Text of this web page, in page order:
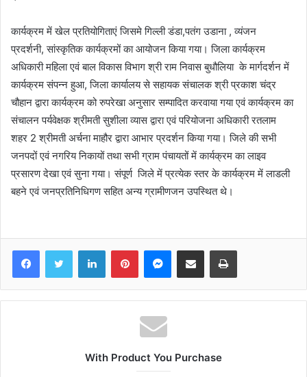
कार्यक्रम में खेल प्रतियोगिताएं जिसमे गिल्ली डंडा,पतंग उडाना , व्यंजन
प्रदर्शनी, सांस्कृतिक कार्यक्रमों का आयोजन किया गया। जिला कार्यक्रम
अधिकारी महिला एवं बाल विकास विभाग श्री राम निवास बुधौलिया के मार्गदर्शन में
कार्यक्रम संपन्न हुआ, जिला कार्यालय से सहायक संचालक श्री प्रकाश चंद्र
चौहान द्वारा कार्यक्रम को रुपरेखा अनुसार सम्पादित करवाया गया एवं कार्यक्रम का
संचालन पर्यवेक्षक श्रीमती सुशीला व्यास द्वारा एवं परियोजना अधिकारी रतलाम
शहर 2 श्रीमती अर्चना माहौर द्वारा आभार प्रदर्शन किया गया। जिले की सभी
जनपदों एवं नगरिय निकायों तथा सभी ग्राम पंचायतों में कार्यक्रम का लाइव
प्रसारण देखा एवं सुना गया। संपूर्ण जिले में प्रत्येक स्तर के कार्यक्रम में लाडली
बहने एवं जनप्रतिनिधिगण सहित अन्य ग्रामीणजन उपस्थित थे।
FacebookTwitter LinkedInPinterestMessenger
Share via Email Print
With Product You Purchase